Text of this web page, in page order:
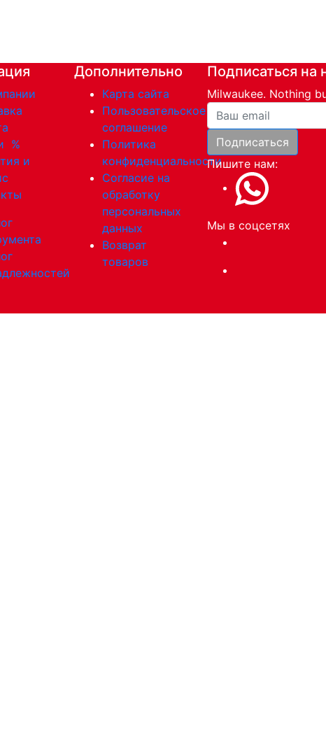
%
и
Дополнительно
Карта сайта
Пользовательское
соглашение
Политика
конфиденциальности
Согласие на
обработку
персональных
данных
Возврат
товаров
Подписаться на
Milwaukee. Nothing
Ваша почта
Подписаться
Пишите нам:
Мы в соцсетях